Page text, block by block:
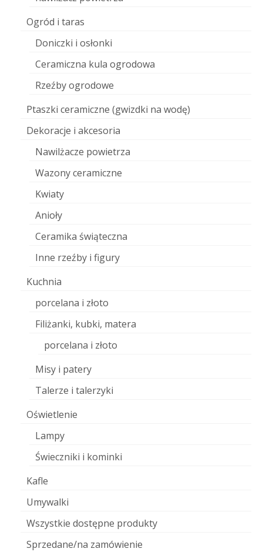
Ogród i taras
Doniczki i osłonki
Ceramiczna kula ogrodowa
Rzeźby ogrodowe
Ptaszki ceramiczne (gwizdki na wodę)
Dekoracje i akcesoria
Nawilżacze powietrza
Wazony ceramiczne
Kwiaty
Anioły
Ceramika świąteczna
Inne rzeźby i figury
Kuchnia
porcelana i złoto
Filiżanki, kubki, matera
porcelana i złoto
Misy i patery
Talerze i talerzyki
Oświetlenie
Lampy
Świeczniki i kominki
Kafle
Umywalki
Wszystkie dostępne produkty
Sprzedane/na zamówienie